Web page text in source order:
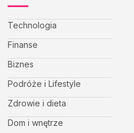
Technologia
Finanse
Biznes
Podróże i Lifestyle
Zdrowie i dieta
Dom i wnętrze